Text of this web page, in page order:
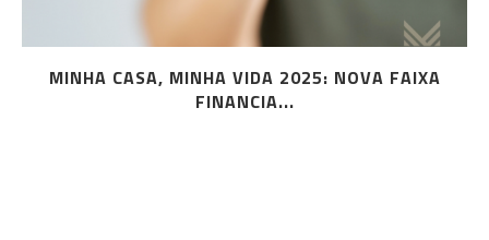
MINHA CASA, MINHA VIDA 2025: NOVA FAIXA
FINANCIA...